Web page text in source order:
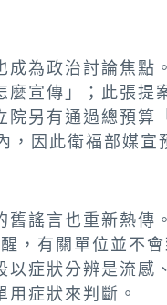
為政治討論焦點
宣傳」；此張提
另有通過總預算
，因此衛福部媒
謠言也重新熱傳
，有關單位並不
症狀分辨是流感
症狀來判斷。